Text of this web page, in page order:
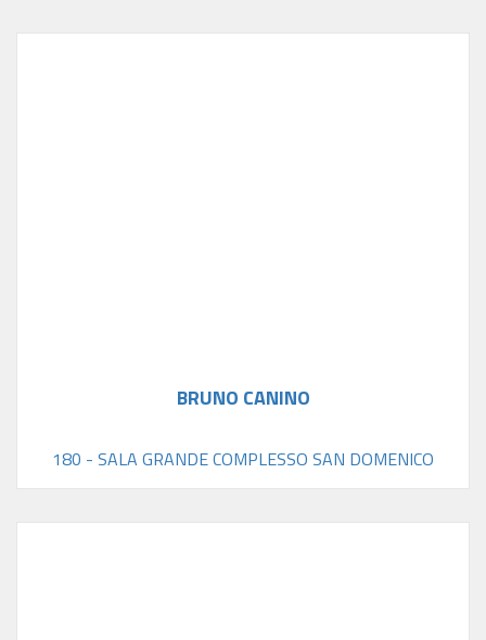
BRUNO CANINO
180 - SALA GRANDE COMPLESSO SAN DOMENICO